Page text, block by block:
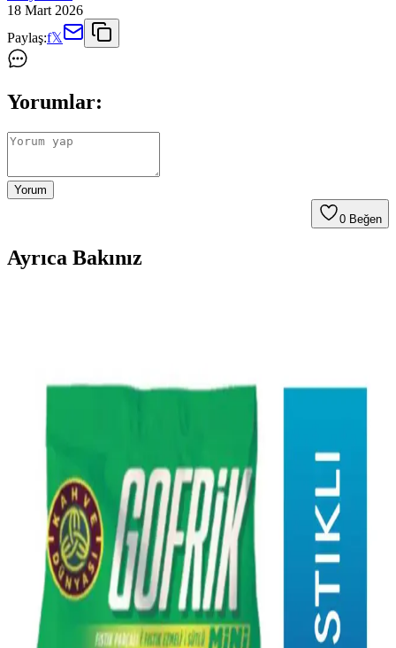
18 Mart 2026
Paylaş:f𝕏
Yorumlar:
Yorum
0 Beğen
Ayrıca Bakınız
tatlı tarifleri, farklı malzemelerle besleyici ve pratik çözümler
sunuyor. Tatlı ihtiyacınızı dengeli şekilde karşılayabilirsiniz.
Tatlı ve Tuzlu Tarifler Rehberi
Dondurulmuş yaban mersinleriyle yapılabilecek tatlı ve tuzlu tarifler,
soslardan dondurmalara kadar geniş bir yelpazede sunuluyor.
Meyvenin doğal tadını koruyan alternatif tarifler keşfedebilirsiniz.
Paskalya Sofralarında Dünya Çapında Geleneksel
Yemekler ve Kültürel Lezzetler
Paskalya sofralarında kırmızı yumurtalar, kuzu eti ve bölgesel tatlılar
öne çıkar. Farklı ülkelerde bu gelenekler, dini ve kültürel
anlamlarıyla çeşitlilik gösterir.